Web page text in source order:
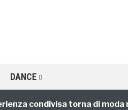
DANCE
condivisa torna di moda ma